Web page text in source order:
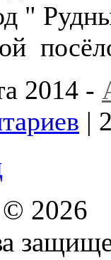
"
2014 -
|
© 2026